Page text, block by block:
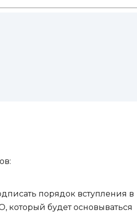
порядок вступления в
который будет основываться